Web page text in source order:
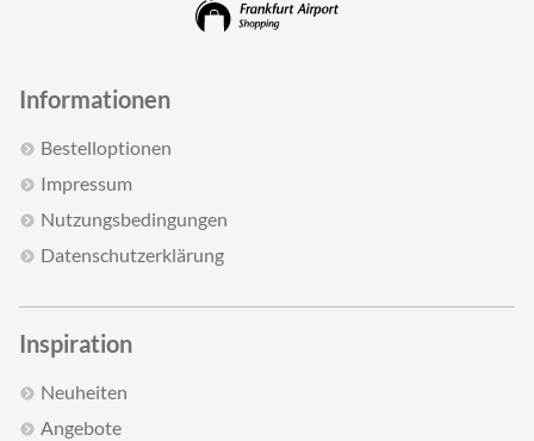
Informationen
Bestelloptionen
Impressum
Nutzungsbedingungen
Datenschutzerklärung
Inspiration
Neuheiten
Angebote